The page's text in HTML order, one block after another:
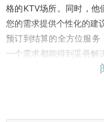
格的KTV场所。同时，他
您的需求提供个性化的建
预订到结算的全方位服
一个需求都能得到妥善解
案例一：公司年会预订
容纳50人的大型KTV包